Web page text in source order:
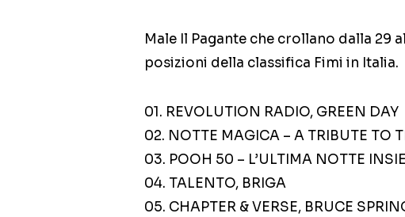
Male Il Pagante che crollano dalla 29
posizioni della classifica Fimi in Italia.
01. REVOLUTION RADIO, GREEN DAY
02. NOTTE MAGICA – A TRIBUTE TO
03. POOH 50 – L’ULTIMA NOTTE
04. TALENTO, BRIGA
05. CHAPTER & VERSE, BRUCE